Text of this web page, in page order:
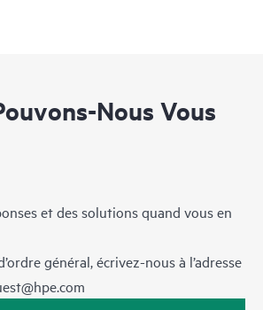
Nous Vous
et des solutions quand vous en
général, écrivez-nous à l’adresse